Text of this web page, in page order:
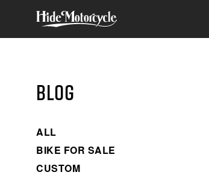
BLOG
ALL
BIKE FOR SALE
CUSTOM